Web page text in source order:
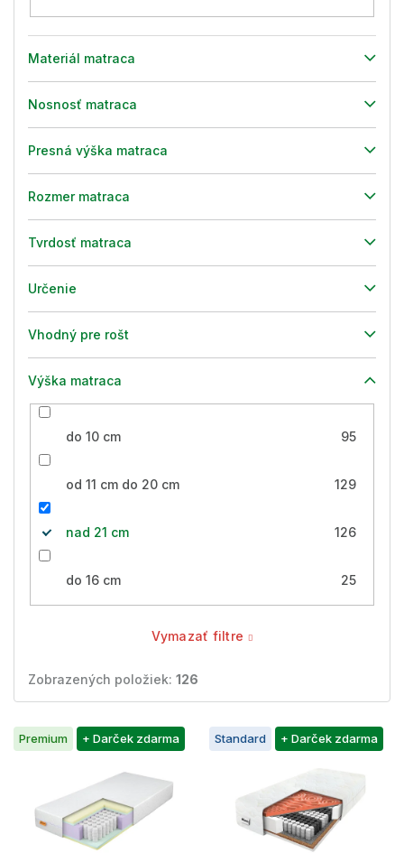
Materiál matraca
Nosnosť matraca
Presná výška matraca
Rozmer matraca
Tvrdosť matraca
Určenie
Vhodný pre rošt
Výška matraca
do 10 cm 95
od 11 cm do 20 cm 129
nad 21 cm 126
do 16 cm 25
Vymazať filtre
Zobrazených položiek: 126
V
ýPremium + Darček zdarma Standard + Darček zdarma